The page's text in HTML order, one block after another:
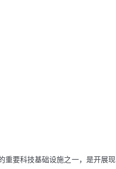
重要科技基础设施之一，是开展现